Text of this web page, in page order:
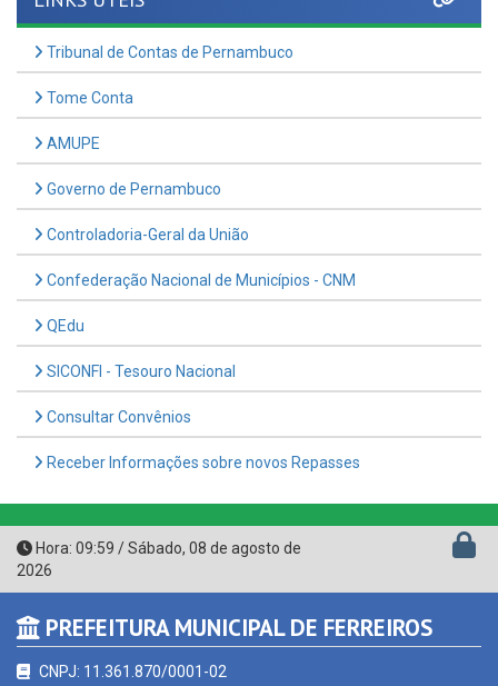
Tribunal de Contas de Pernambuco
Tome Conta
AMUPE
Governo de Pernambuco
Controladoria-Geral da União
Confederação Nacional de Municípios - CNM
QEdu
SICONFI - Tesouro Nacional
Consultar Convênios
Receber Informações sobre novos Repasses
Hora:09:59/Sábado,08 de agosto de
2026
PREFEITURA MUNICIPAL DE FERREIROS
CNPJ: 11.361.870/0001-02